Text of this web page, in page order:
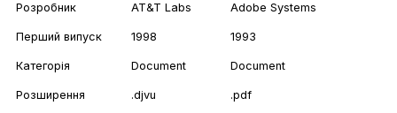
Розробник AT&T Labs Adobe Systems
Перший випуск 1998 1993
Категорія Document Document
Розширення .djvu .pdf